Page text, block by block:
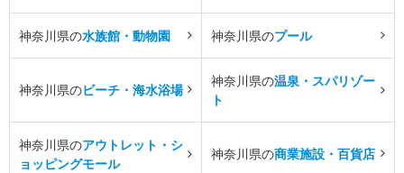
神奈川県の水族館・動物園 神奈川県のプール
神奈川県のビーチ・海水浴場
神奈川県の温泉・スパリゾー
ト
神奈川県のアウトレット・シ
ョッピングモール
神奈川県の商業施設・百貨店